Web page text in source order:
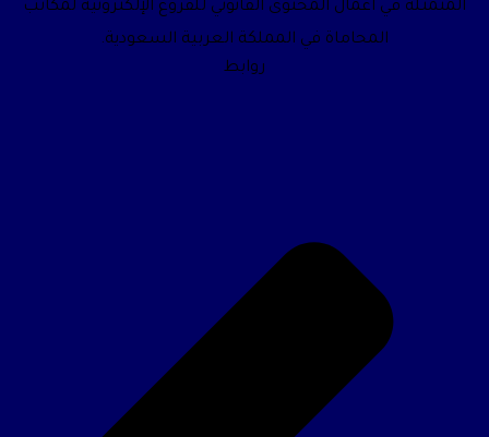
المتمثلة في أعمال المحتوى القانوني للفروع الإلكترونية لمكاتب
المحاماة في المملكة العربية السعودية.
روابط